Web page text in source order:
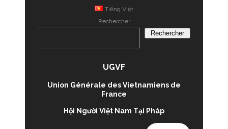
Tiếng Việt
Rechercher
Rechercher
UGVF
Union Générale des Vietnamiens de
France
Hội Người Việt Nam Tại Pháp